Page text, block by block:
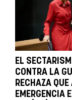
EL
CONTRA LA
RECHAZA
EMERGENCIA